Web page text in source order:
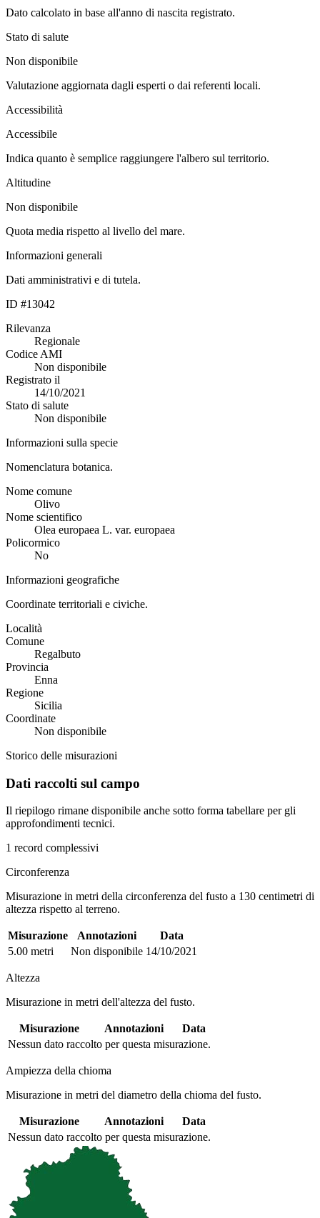
Dato calcolato in base all'anno di nascita registrato.
Stato di salute
Non disponibile
Valutazione aggiornata dagli esperti o dai referenti locali.
Accessibilità
Accessibile
Indica quanto è semplice raggiungere l'albero sul territorio.
Altitudine
Non disponibile
Quota media rispetto al livello del mare.
Informazioni generali
Dati amministrativi e di tutela.
ID #13042
Rilevanza
Regionale
Codice AMI
Non disponibile
Registrato il
14/10/2021
Stato di salute
Non disponibile
Informazioni sulla specie
Nomenclatura botanica.
Nome comune
Olivo
Nome scientifico
Olea europaea L. var. europaea
Policormico
No
Informazioni geografiche
Coordinate territoriali e civiche.
Località
Comune
Regalbuto
Provincia
Enna
Regione
Sicilia
Coordinate
Non disponibile
Storico delle misurazioni
Dati raccolti sul campo
Il riepilogo rimane disponibile anche sotto forma tabellare per gli
approfondimenti tecnici.
1 record complessivi
Circonferenza
Misurazione in metri della circonferenza del fusto a 130 centimetri di
altezza rispetto al terreno.
Misurazione Annotazioni
Data
5.00 metri
Non disponibile 14/10/2021
Altezza
Misurazione in metri dell'altezza del fusto.
Misurazione Annotazioni
Data
Nessun dato raccolto per questa misurazione.
Ampiezza della chioma
Misurazione in metri del diametro della chioma del fusto.
Misurazione Annotazioni
Data
Nessun dato raccolto per questa misurazione.